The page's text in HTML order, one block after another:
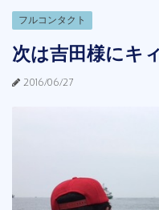
フルコンタクト
次は吉田様にキ
2016/06/27